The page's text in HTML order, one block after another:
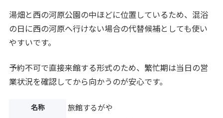
湯畑と西の河原公園の中ほどに位置しているため、混浴
の日に西の河原へ行けない場合の代替候補としても使い
やすいです。
予約不可で直接来館する形式のため、繁忙期は当日の営
業状況を確認してから向かうのが安心です。
名称 旅館するがや